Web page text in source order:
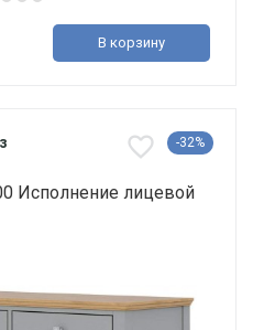
В корзину
-32%
Исполнение лицевой